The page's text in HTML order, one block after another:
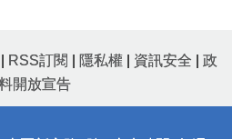
RSS訂閱 隱私權 資訊安全
政
開放宣告